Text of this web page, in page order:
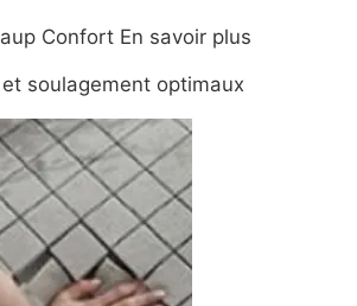
Confort En savoir plus
soulagement optimaux